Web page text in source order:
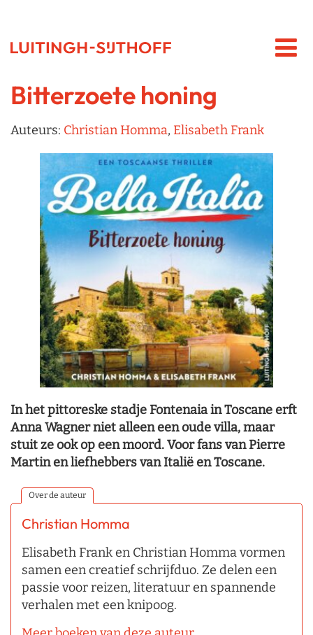
Bitterzoete honing
Auteurs: Christian Homma, Elisabeth Frank
In het pittoreske stadje Fontenaia in Toscane erft
Anna Wagner niet alleen een oude villa, maar
stuit ze ook op een moord. Voor fans van Pierre
Martin en liefhebbers van Italië en Toscane.
Over de auteur
Christian Homma
Elisabeth Frank en Christian Homma vormen
samen een creatief schrijfduo. Ze delen een
passie voor reizen, literatuur en spannende
verhalen met een knipoog.